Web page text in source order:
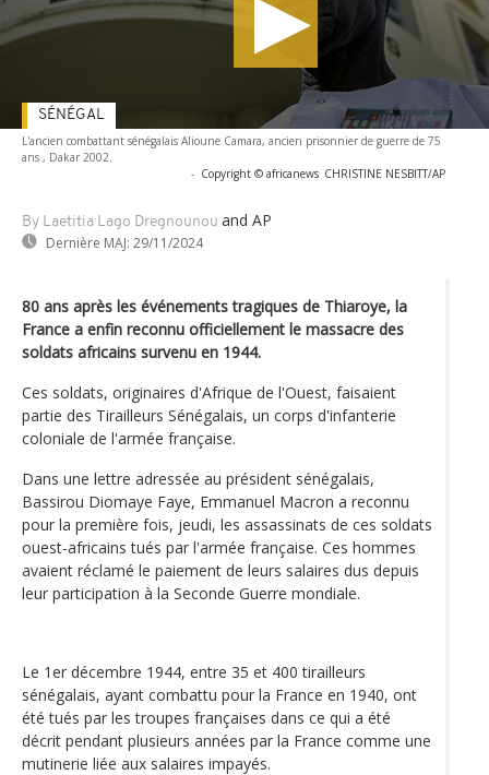
L'ancien combattant sénégalais Alioune Camara, ancien prisonnier de guerre de 75
ans , Dakar 2002.
- Copyright © africanews CHRISTINE NESBITT/AP
By Laetitia Lago Dregnounou and AP
Dernière MAJ: 29/11/2024
SÉNÉGAL
80 ans après les événements tragiques de Thiaroye, la
France a enfin reconnu officiellement le massacre des
soldats africains survenu en 1944.
Ces soldats, originaires d'Afrique de l'Ouest, faisaient
partie des Tirailleurs Sénégalais, un corps d'infanterie
coloniale de l'armée française.
Dans une lettre adressée au président sénégalais,
Bassirou Diomaye Faye, Emmanuel Macron a reconnu
pour la première fois, jeudi, les assassinats de ces soldats
ouest-africains tués par l'armée française. Ces hommes
avaient réclamé le paiement de leurs salaires dus depuis
leur participation à la Seconde Guerre mondiale.
Le 1er décembre 1944, entre 35 et 400 tirailleurs
sénégalais, ayant combattu pour la France en 1940, ont
été tués par les troupes françaises dans ce qui a été
décrit pendant plusieurs années par la France comme une
mutinerie liée aux salaires impayés.